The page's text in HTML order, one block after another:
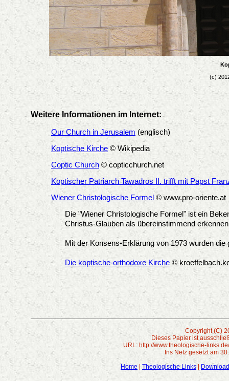
(c)
Weitere Informationen im Internet:
Our Church in Jerusalem (englisch)
Koptische Kirche © Wikipedia
Coptic Church © copticchurch.net
Koptischer Patriarch Tawadros II. trifft mit Papst
Wiener Christologische Formel © www.pro-oriente.at
Die "Wiener Christologische Formel" ist ein
Christus-Glauben als übereinstimmend
Mit der Konsens-Erklärung von 1973 wurden
Die koptische-orthodoxe Kirche©
Copyright (C)
Dieses Papier ist
URL: http://www.theologische-
Ins Netz gesetzt am
Home | Theologische Links |